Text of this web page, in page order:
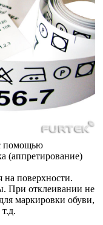
помощью
(аппретирование)
поверхности.
При отклеивании не
маркировки обуви,